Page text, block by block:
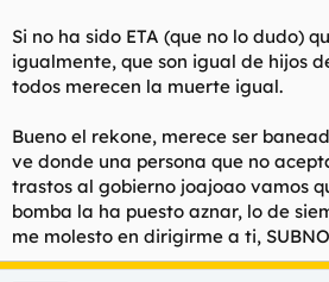
Si no ha sido ETA (que no lo dudo)
igualmente, que son igual de hijos
todos merecen la muerte igual.
Bueno el rekone, merece ser
ve donde una persona que no
trastos al gobierno joajoao vamos
bomba la ha puesto aznar, lo de
me molesto en dirigirme a ti,